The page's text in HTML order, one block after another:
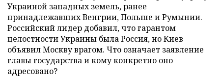
Украиной западных земель, ранее
принадлежавших Венгрии, Польше и Румынии.
Российский лидер добавил, что гарантом
целостности Украины была Россия, но Киев
объявил Москву врагом. Что означает заявление
главы государства и кому конкретно оно
адресовано?